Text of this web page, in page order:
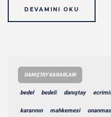
DEVAMINI OKU
DANIŞTAY KARARLARI
bedel bedeli danıştay
kararının mahkemesi